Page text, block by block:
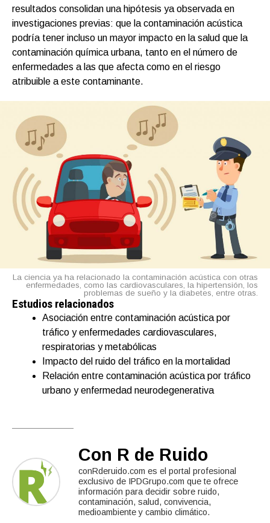
resultados consolidan una hipótesis ya observada en
investigaciones previas: que la contaminación acústica
podría tener incluso un mayor impacto en la salud que la
contaminación química urbana, tanto en el número de
enfermedades a las que afecta como en el riesgo
atribuible a este contaminante.
La ciencia ya ha relacionado la contaminación acústica con otras
enfermedades, como las cardiovasculares, la hipertensión, los
problemas de sueño y la diabetes, entre otras.
Estudios relacionados
Asociación entre contaminación acústica por
tráfico y enfermedades cardiovasculares,
respiratorias y metabólicas
Impacto del ruido del tráfico en la mortalidad
Relación entre contaminación acústica por tráfico
urbano y enfermedad neurodegenerativa
Con R de Ruido
conRderuido.com es el portal profesional
exclusivo de IPDGrupo.com que te ofrece
información para decidir sobre ruido,
contaminación, salud, convivencia,
medioambiente y cambio climático.